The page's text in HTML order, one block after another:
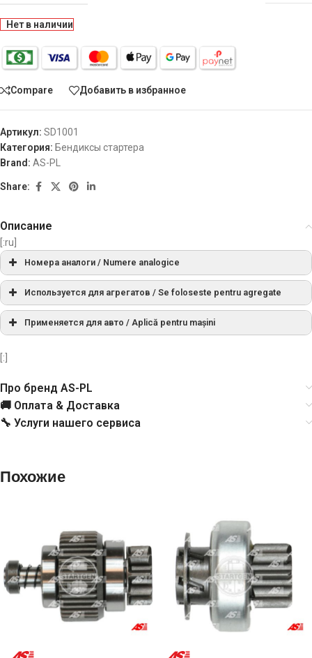
Нет в наличии
Compare Добавить в избранное
Артикул: SD1001
Категория: Бендиксы стартера
Brand: AS-PL
Share:
Описание
[:ru]
Номера аналоги / Numere analogice
130465 CARGO
CQ2010007 CQ
3471040
3471490
2904 GHIBAUDI
1015912 POWERMAX
Используется для агрегатов / Se foloseste pentru agregate
Применяется для авто / Aplică pentru mașini
[:]
Про бренд AS-PL
🚚 Оплата & Доставка
🔧 Услуги нашего сервиса
Похожие